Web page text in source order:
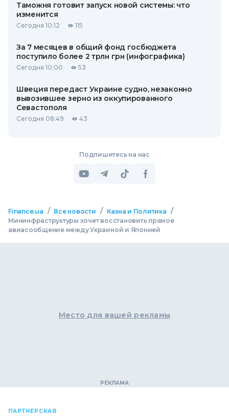
Таможня готовит запуск новой системы: что
изменится
Сегодня 10:12 115
За 7 месяцев в общий фонд госбюджета
поступило более 2 трлн грн (инфографика)
Сегодня 10:00 53
Швеция передаст Украине судно, незаконно
вывозившее зерно из оккупированного
Севастополя
Сегодня 08:49 43
Подпишитесь на нас
Finance.ua / Все новости / Казна и Политика /
Мининфраструктуры хочет восстановить прямое
авиасообщение между Украиной и Японией
Место для вашей рекламы
ПАРТНЕРСКАЯ